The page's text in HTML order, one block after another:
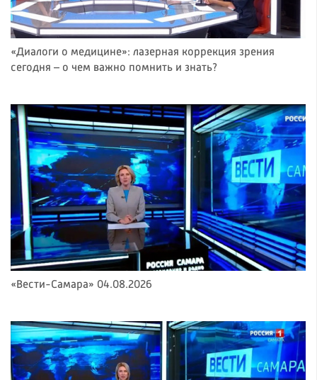
«Диалоги о медицине»: лазерная коррекция зрения
сегодня – о чем важно помнить и знать?
«Вести-Самара» 04.08.2026